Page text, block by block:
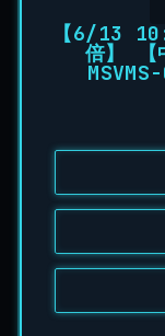
【6/13
倍】 【